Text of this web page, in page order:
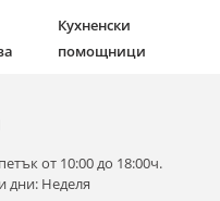
Кухненски
помощници
от 10:00 до 18:00ч.
дни: Неделя